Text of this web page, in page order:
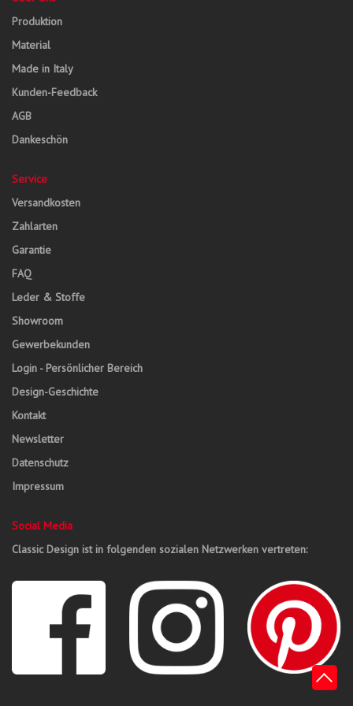
Produktion
Material
Made in Italy
Kunden-Feedback
AGB
Dankeschön
Service
Versandkosten
Zahlarten
Garantie
FAQ
Leder & Stoffe
Showroom
Gewerbekunden
Login - Persönlicher Bereich
Design-Geschichte
Kontakt
Newsletter
Datenschutz
Impressum
Social Media
Classic Design ist in folgenden sozialen Netzwerken vertreten: